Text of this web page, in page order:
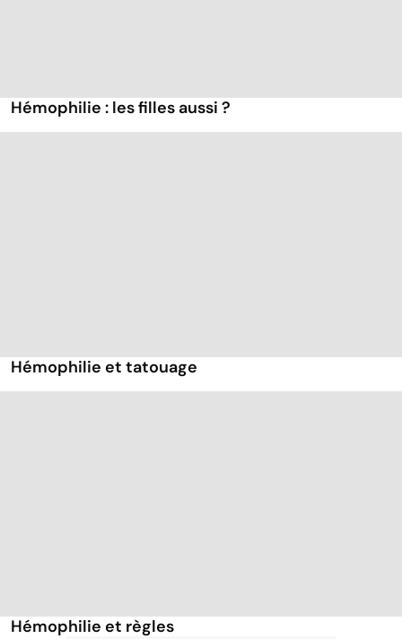
Hémophilie : les filles aussi ?
Hémophilie et tatouage
Hémophilie et règles